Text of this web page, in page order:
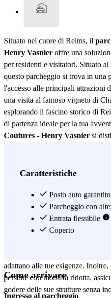
Situato nel cuore di Reims, il
Henry Vasnier offre una
per residenti e visitatori. Situato
questo parcheggio si trova in una
l'accesso alle principali attrazioni
una visita al famoso vigneto di
esplorando il fascino storico di
di partenza ideale per la tua
Coutures - Henry Vasnier si
momento. Inoltre, l'accesso al
non solo fa risparmiare tempo,
un posto sicuro per
parcheggio Reims - Coutures -
capacità, che garantisce che ci
adattano alle tue esigenze.
persone con mobilità ridotta,
godere delle sue strutture senza
Caratteristiche
Posto auto garantito
Parcheggio con
Entrata flessibile
Coperto
Come arrivare
Ingresso al parcheggio